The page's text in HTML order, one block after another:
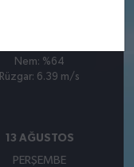
Nem: %64
Rüzgar: 6.39 m/s
13 AĞUSTOS
PERŞEMBE